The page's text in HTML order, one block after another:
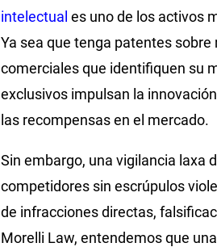
intelectual es uno de los activos
Ya sea que tenga patentes
comerciales que identifiquen su
exclusivos impulsan la
las recompensas en el mercado.
Sin embargo, una vigilancia laxa
competidores sin escrúpulos
de infracciones directas,
Morelli Law, entendemos que